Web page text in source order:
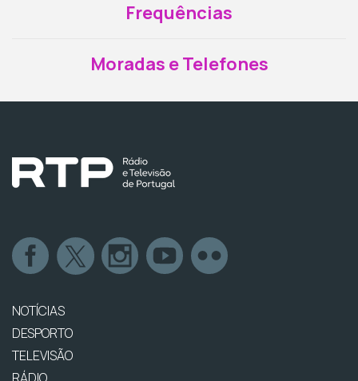
Frequências
Moradas e Telefones
NOTÍCIAS
DESPORTO
TELEVISÃO